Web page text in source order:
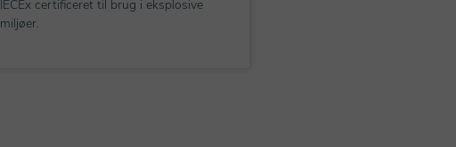
IECEx certificeret til brug i eksplosive
miljøer.